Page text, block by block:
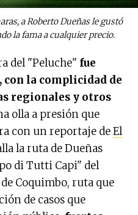
a Roberto Dueñas le gustó
la fama a cualquier precio.
del "Peluche" fue
con la complicidad de
regionales y otros
olla a presión que
con un reportaje deEl
la ruta de Dueñas
di Tutti Capi" del
Coquimbo, ruta que
de casos que